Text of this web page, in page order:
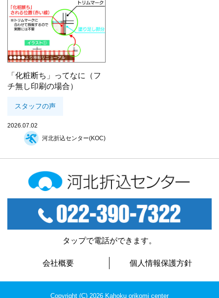
「化粧断ち」ってなに（フ
チ無し印刷の場合）
スタッフの声
2026.07.02
河北折込センター(KOC)
河北折込センター
タップで電話ができます。
会社概要 個人情報保護方針
Copyright (C) 2026 Kahoku orikomi center